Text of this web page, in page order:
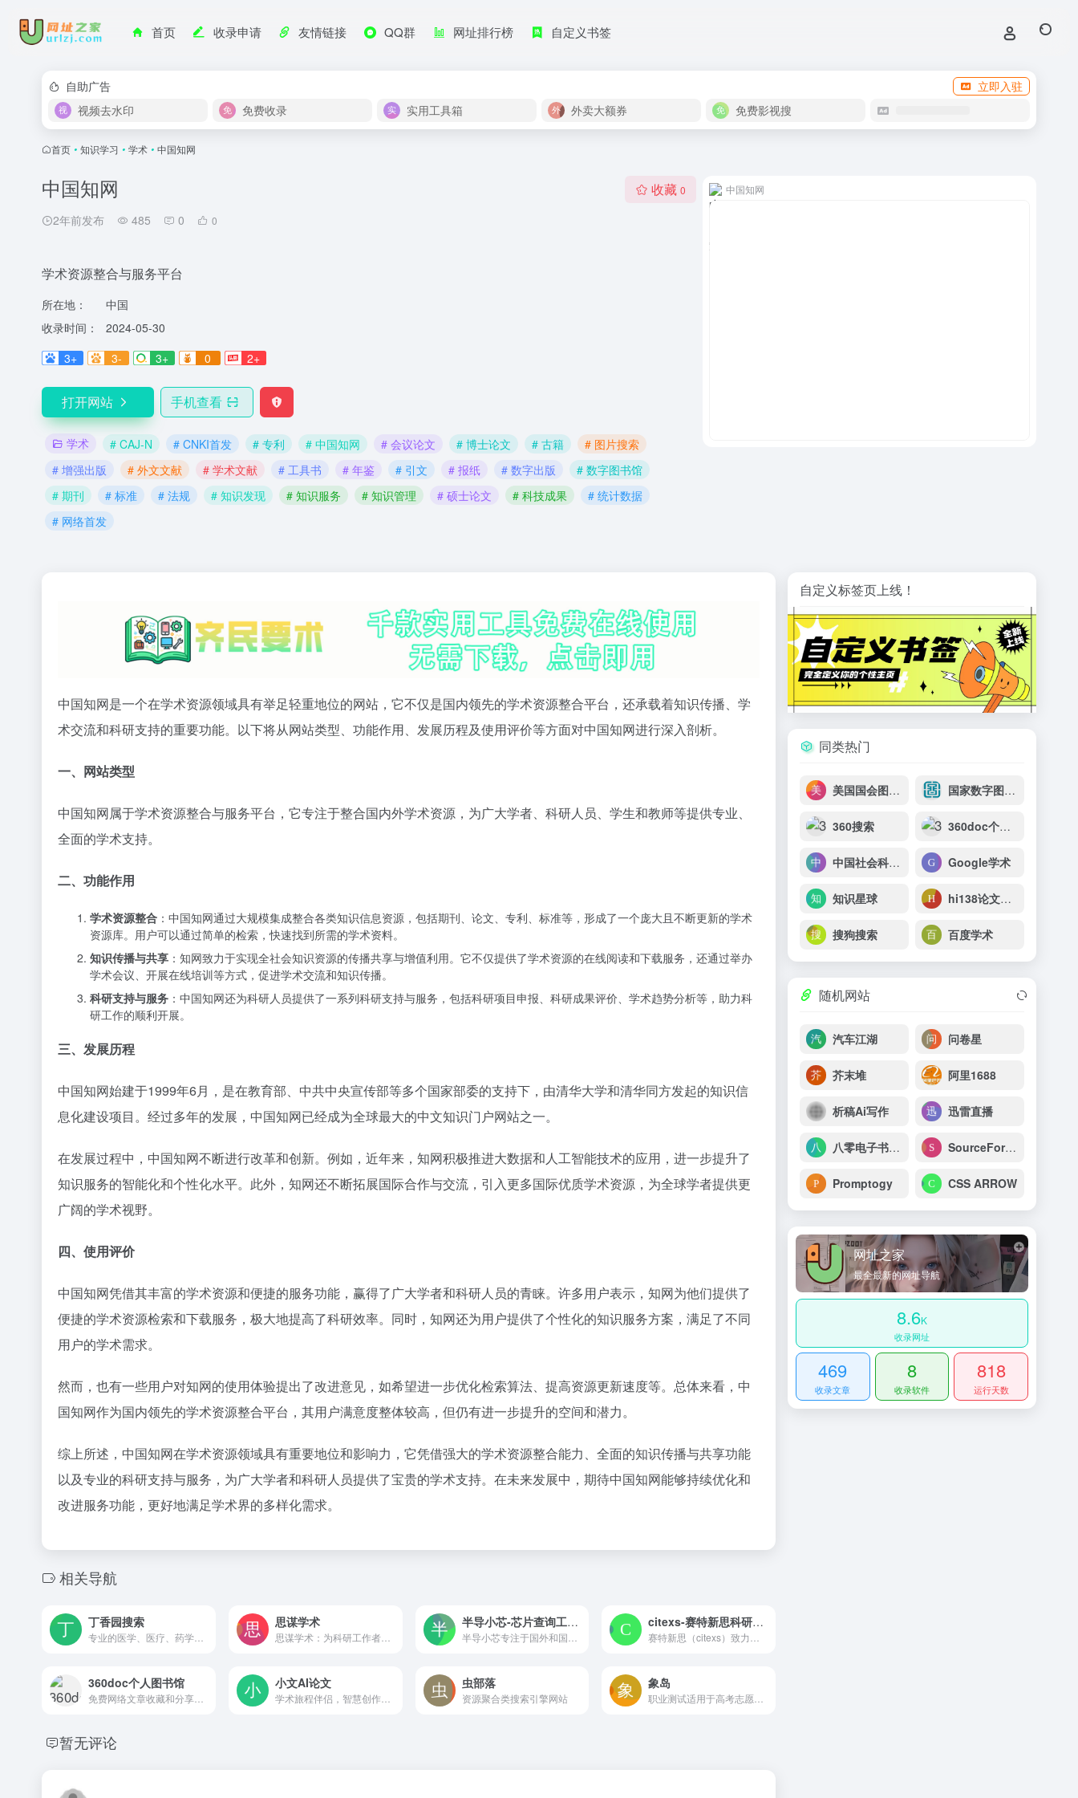
首页 收录申请 友情链接 QQ群 网址排行榜 自定义书签
自助广告
立即入驻
视频去水印
免费收录 实用工具箱 外卖大额券 免费影视搜
首页 • 知识学习 • 学术 • 中国知网
中国知网
2年前发布 485 0 0
收藏 0
学术资源整合与服务平台
所在地：
中国
收录时间：
2024-05-30
3+
3- 3+ 0 2+
打开网站 手机查看
学术 # CAJ-N # CNKI首发 # 专利 # 中国知网 # 会议论文 # 博士论文 # 古籍
# 图片搜索
# 增强出版
# 外文文献 # 学术文献 # 工具书 # 年鉴 # 引文 # 报纸 # 数字出版
# 数字图书馆
# 期刊
# 标准 # 法规 # 知识发现 # 知识服务 # 知识管理 # 硕士论文 # 科技成果
# 统计数据
# 网络首发
中国知网
中国知网是一个在学术资源领域具有举足轻重地位的网站，它不仅是国内领先的学术资源整合平台，还承载着知识传播、学
术交流和科研支持的重要功能。以下将从网站类型、功能作用、发展历程及使用评价等方面对中国知网进行深入剖析。
一、网站类型
中国知网属于学术资源整合与服务平台，它专注于整合国内外学术资源，为广大学者、科研人员、学生和教师等提供专业、
全面的学术支持。
二、功能作用
学术资源整合 ：中国知网通过大规模集成整合各类知识信息资源，包括期刊、论文、专利、标准等，形成了一个庞大且不断更新的学术
资源库。用户可以通过简单的检索，快速找到所需的学术资料。
知识传播与共享 ：知网致力于实现全社会知识资源的传播共享与增值利用。它不仅提供了学术资源的在线阅读和下载服务，还通过举办
学术会议、开展在线培训等方式，促进学术交流和知识传播。
科研支持与服务 ：中国知网还为科研人员提供了一系列科研支持与服务，包括科研项目申报、科研成果评价、学术趋势分析等，助力科
研工作的顺利开展。
三、发展历程
中国知网始建于1999年6月，是在教育部、中共中央宣传部等多个国家部委的支持下，由清华大学和清华同方发起的知识信
息化建设项目。经过多年的发展，中国知网已经成为全球最大的中文知识门户网站之一。
在发展过程中，中国知网不断进行改革和创新。例如，近年来，知网积极推进大数据和人工智能技术的应用，进一步提升了
知识服务的智能化和个性化水平。此外，知网还不断拓展国际合作与交流，引入更多国际优质学术资源，为全球学者提供更
广阔的学术视野。
四、使用评价
中国知网凭借其丰富的学术资源和便捷的服务功能，赢得了广大学者和科研人员的青睐。许多用户表示，知网为他们提供了
便捷的学术资源检索和下载服务，极大地提高了科研效率。同时，知网还为用户提供了个性化的知识服务方案，满足了不同
用户的学术需求。
然而，也有一些用户对知网的使用体验提出了改进意见，如希望进一步优化检索算法、提高资源更新速度等。总体来看，中
国知网作为国内领先的学术资源整合平台，其用户满意度整体较高，但仍有进一步提升的空间和潜力。
综上所述，中国知网在学术资源领域具有重要地位和影响力，它凭借强大的学术资源整合能力、全面的知识传播与共享功能
以及专业的科研支持与服务，为广大学者和科研人员提供了宝贵的学术支持。在未来发展中，期待中国知网能够持续优化和
改进服务功能，更好地满足学术界的多样化需求。
相关导航
丁香园搜索 思谋学术
思谋学术：为科研工作者提供谷歌学术搜索的网站导航,并提供学术资源导航与论文免费下载通道。
半导小芯-芯片查询工具_芯片替代查询_数据手册查询_规格书查询_datasheet查询_IC查询 citexs-赛特新思科研助手
360doc个人图书馆 小文AI论文 虫部落
资源聚合类搜索引擎网站
象岛
暂无评论
自定义标签页上线！
同类热门
美国国会图书馆 国家数字图书馆
360搜索 360doc个人图书馆
中国社会科学文库 Google学术
知识星球 hi138论文下载
搜狗搜索 百度学术
随机网站
汽车江湖 问卷星
芥末堆 阿里1688
析稿Ai写作 迅雷直播
八零电子书手机版 – 小说 小说排行榜 TXT80电子书 全本免费完结小说 SourceForge
Promptogy CSS ARROW
网址之家
最全最新的网址导航
8.6K
收录网址
469
收录文章
8
收录软件
818
运行天数